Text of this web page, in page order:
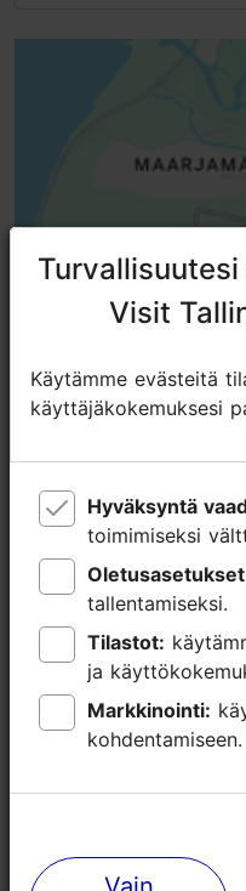
Lähellä olevia
Visit
Käytämme evästeitä
käyttäjäkokemuksesi
Hyväksyntä
toimimiseksi
tallentamiseksi.
Tilastot:
ja
Markkinointi:
kohdentamiseen.
Visit
Käytämme evästeitä
käyttäjäkokemuksesi
Hyväksyntä
toimimiseksi
tallentamiseksi.
Tilastot:
ja
Markkinointi:
kohdentamiseen.